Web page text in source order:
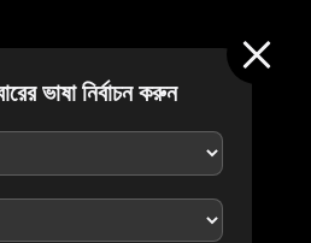
ভাষা নির্বাচন করুন